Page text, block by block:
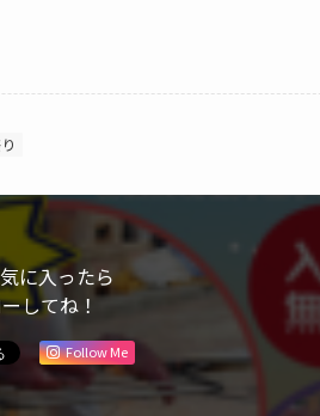
に入ったら
してね！
Follow Me